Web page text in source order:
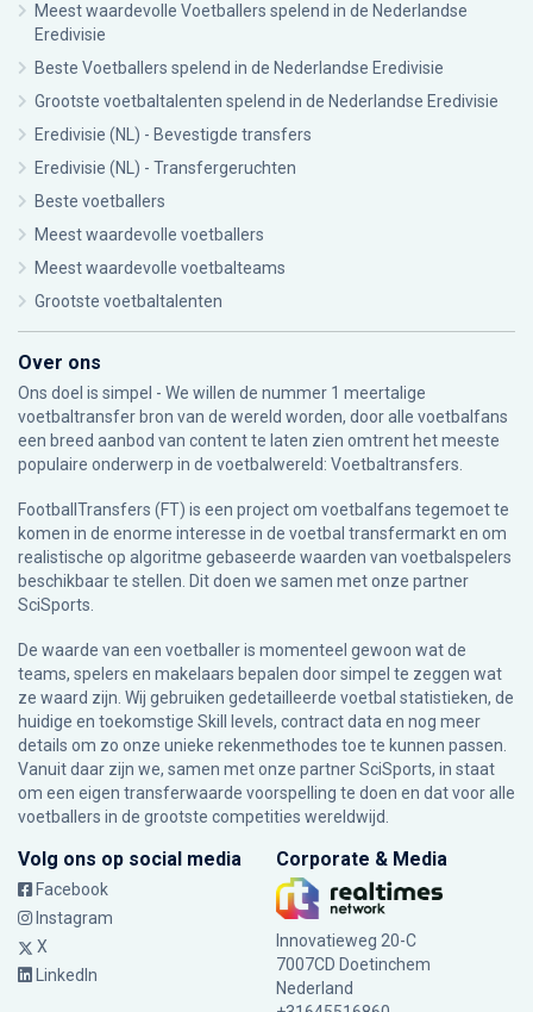
Meest waardevolle Voetballers spelend in de Nederlandse
Eredivisie
Beste Voetballers spelend in de Nederlandse Eredivisie
Grootste voetbaltalenten spelend in de Nederlandse Eredivisie
Eredivisie (NL) - Bevestigde transfers
Eredivisie (NL) - Transfergeruchten
Beste voetballers
Meest waardevolle voetballers
Meest waardevolle voetbalteams
Grootste voetbaltalenten
Over ons
Ons doel is simpel - We willen de nummer 1 meertalige
voetbaltransfer bron van de wereld worden, door alle voetbalfans
een breed aanbod van content te laten zien omtrent het meeste
populaire onderwerp in de voetbalwereld: Voetbaltransfers.
FootballTransfers (FT) is een project om voetbalfans tegemoet te
komen in de enorme interesse in de voetbal transfermarkt en om
realistische op algoritme gebaseerde waarden van voetbalspelers
beschikbaar te stellen. Dit doen we samen met onze partner
SciSports
De waarde van een voetballer is momenteel gewoon wat de
teams, spelers en makelaars bepalen door simpel te zeggen wat
ze waard zijn. Wij gebruiken gedetailleerde voetbal statistieken, de
huidige en toekomstige Skill levels, contract data en nog meer
details om zo onze unieke rekenmethodes toe te kunnen passen.
Vanuit daar zijn we, samen met onze partner SciSports, in staat
om een eigen transferwaarde voorspelling te doen en dat voor alle
voetballers in de grootste competities wereldwijd.
Volg ons op social media
Facebook
Instagram
X
LinkedIn
Corporate & Media
Innovatieweg 20-C
7007CD Doetinchem
Nederland